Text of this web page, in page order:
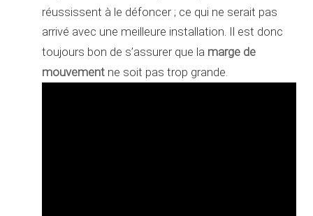
réussissent à le défoncer ; ce qui ne serait pas
arrivé avec une meilleure installation. Il est donc
toujours bon de s’assurer que la marge de
mouvement ne soit pas trop grande.